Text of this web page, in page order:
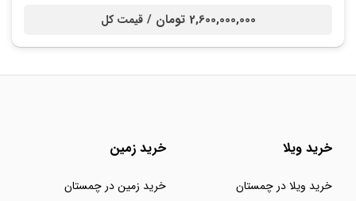
2,600,000,000 تومان / قیمت کل
خرید ویلا
خرید ویلا در چمستان
خرید زمین
خرید زمین در چمستان